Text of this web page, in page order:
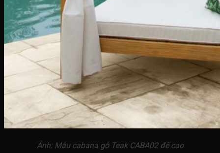
Ảnh: Mẫu cabana gỗ Teak CABA02 đế cao